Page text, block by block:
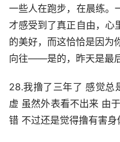
一些人在跑步，在晨练。
才感受到了真正自由，心
的美好，而这恰恰是因为
向往——是的，昨天是最
28.我撸了三年了 感觉总
虚 虽然外表看不出来 由
错 不过还是觉得撸有害身